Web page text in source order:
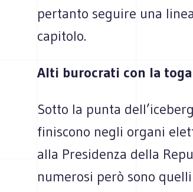
pertanto seguire una
capitolo.
Alti burocrati con la toga
Sotto la punta
finiscono negli organi
alla Presidenza della
numerosi però sono